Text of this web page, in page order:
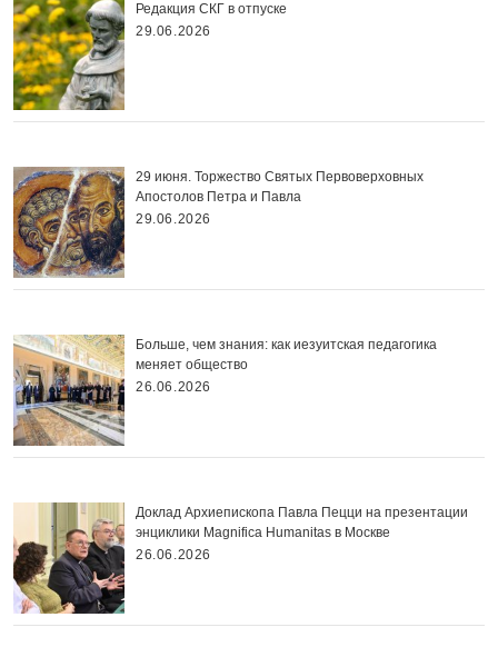
Редакция СКГ в отпуске
29.06.2026
29 июня. Торжество Святых Первоверховных
Апостолов Петра и Павла
29.06.2026
Больше, чем знания: как иезуитская педагогика
меняет общество
26.06.2026
Доклад Архиепископа Павла Пецци на презентации
энциклики Magnifica Нumanitas в Москве
26.06.2026